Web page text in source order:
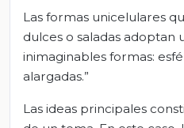
Las formas unicelulares
dulces o saladas adoptan
inimaginables formas:
alargadas.”
Las ideas principales